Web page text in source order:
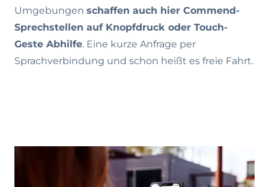
Umgebungen schaffen auch hier Commend-
Sprechstellen auf Knopfdruck oder Touch-
Geste Abhilfe. Eine kurze Anfrage per
Sprachverbindung und schon heißt es freie Fahrt.